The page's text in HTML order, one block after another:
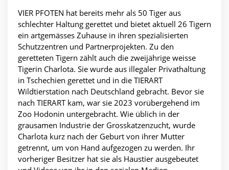
VIER PFOTEN hat bereits mehr als 50 Tiger aus
schlechter Haltung gerettet und bietet aktuell 26 Tigern
ein artgemässes Zuhause in ihren spezialisierten
Schutzzentren und Partnerprojekten. Zu den
geretteten Tigern zählt auch die zweijährige weisse
Tigerin Charlota. Sie wurde aus illegaler Privathaltung
in Tschechien gerettet und in die TIERART
Wildtierstation nach Deutschland gebracht. Bevor sie
nach TIERART kam, war sie 2023 vorübergehend im
Zoo Hodonin untergebracht. Wie üblich in der
grausamen Industrie der Grosskatzenzucht, wurde
Charlota kurz nach der Geburt von ihrer Mutter
getrennt, um von Hand aufgezogen zu werden. Ihr
vorheriger Besitzer hat sie als Haustier ausgebeutet